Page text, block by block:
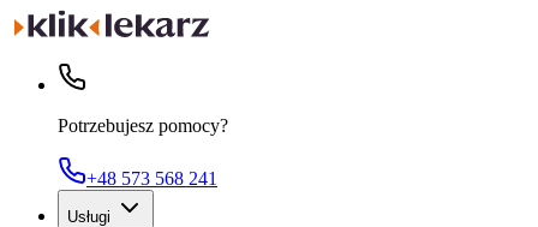
Potrzebujesz pomocy?
+48 573 568 241
Usługi